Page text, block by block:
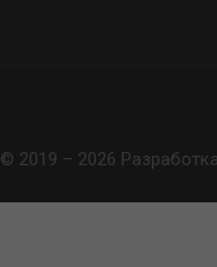
© 2019 – 2026